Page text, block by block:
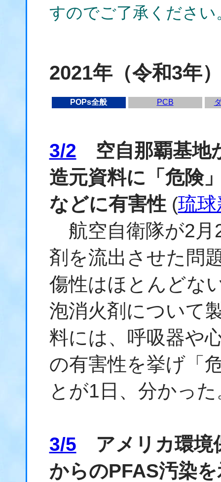
すのでご了承ください
2021年（令和3年
POPs全般 PCB
3/2 空自那覇基地
造元資料に「危険
などに有害性 (琉
航空自衛隊が2月
剤を流出させた問
傷性はほとんどな
泡消火剤について
料には、呼吸器や
の有害性を挙げ「
とが1日、分かった
3/5 アメリカ環境
からのPFAS汚染